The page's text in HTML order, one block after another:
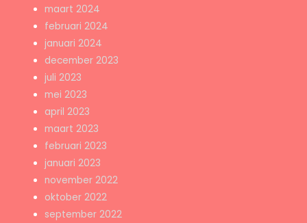
maart 2024
februari 2024
januari 2024
december 2023
juli 2023
mei 2023
april 2023
maart 2023
februari 2023
januari 2023
november 2022
oktober 2022
september 2022